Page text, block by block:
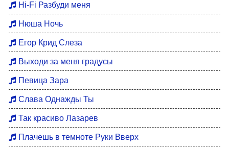
Hi-Fi Разбуди меня
Нюша Ночь
Егор Крид Слеза
Выходи за меня градусы
Певица Зара
Слава Однажды Ты
Так красиво Лазарев
Плачешь в темноте Руки Вверх